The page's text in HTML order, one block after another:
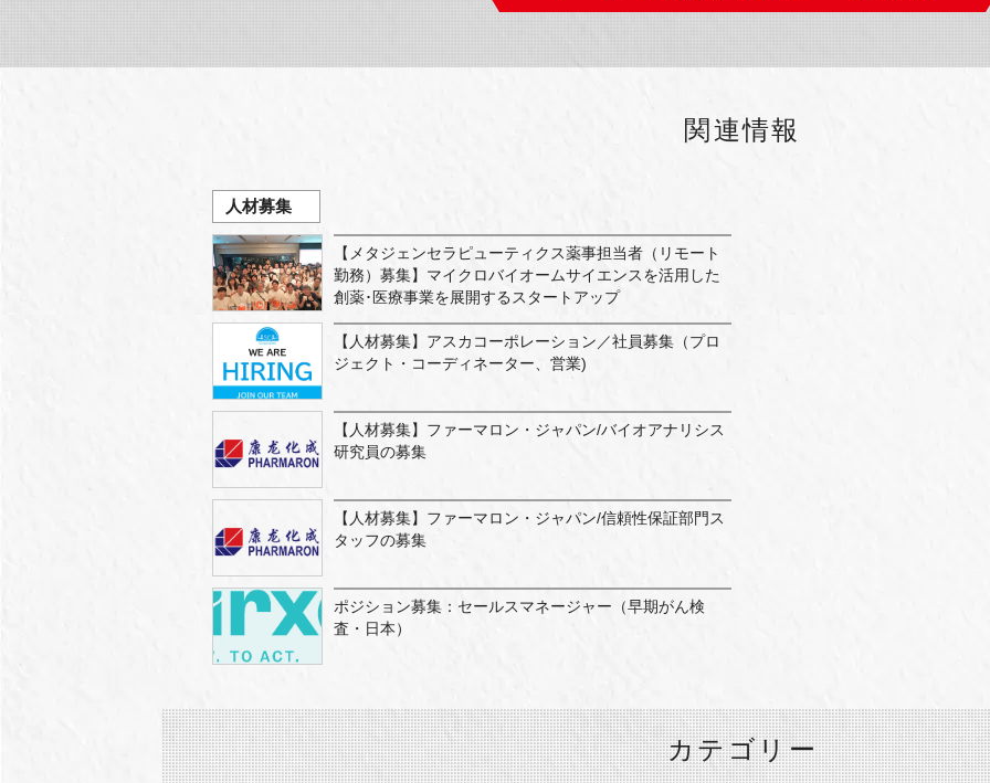
関連情報
人材募集
【メタジェンセラピューティクス薬事担当者（リモート
勤務）募集】マイクロバイオームサイエンスを活用した
創薬･医療事業を展開するスタートアップ
【人材募集】アスカコーポレーション／社員募集（プロ
ジェクト・コーディネーター、営業)
【人材募集】ファーマロン・ジャパン/バイオアナリシス
研究員の募集
【人材募集】ファーマロン・ジャパン/信頼性保証部門ス
タッフの募集
ポジション募集：セールスマネージャー（早期がん検
査・日本）
カテゴリー